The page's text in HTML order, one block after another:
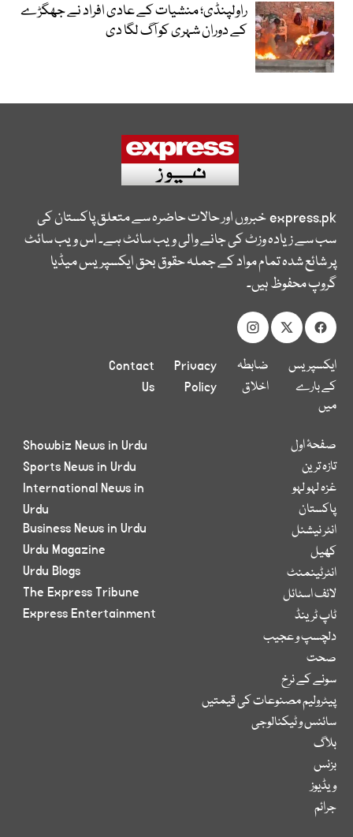
راولپنڈی؛ منشیات کے عادی افراد نے جھگڑے
کے دوران شہری کو آگ لگا دی
express.pkخبروں اور حالات حاضرہ سے متعلق پاکستان کی
سب سے زیادہ وزٹ کی جانے والی ویب سائٹ ہے۔ اس ویب سائٹ
پر شائع شدہ تمام مواد کے جملہ حقوق بحق ایکسپریس میڈیا
گروپ محفوظ ہیں۔
ایکسپریس
کے بارے
میں
ضابطہ
اخلاق
Privacy
Policy
Contact
Us
صفحۂ اول
تازہ ترین
غزہ لہو لہو
پاکستان
انٹر نیشنل
کھیل
انٹرٹینمنٹ
لائف اسٹائل
ٹاپ ٹرینڈ
دلچسپ و عجیب
صحت
سونے کے نرخ
پیٹرولیم مصنوعات کی قیمتیں
سائنس و ٹیکنالوجی
بلاگ
بزنس
ویڈیوز
جرائم
Showbiz News in Urdu
Sports News in Urdu
International News in
Urdu
Business News in Urdu
Urdu Magazine
Urdu Blogs
The Express Tribune
Express Entertainment